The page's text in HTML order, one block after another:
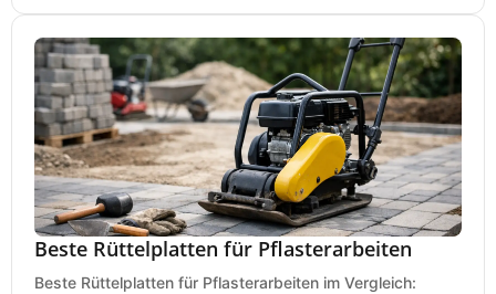
Beste Rüttelplatten für Pflasterarbeiten
Beste Rüttelplatten für Pflasterarbeiten im Vergleich: